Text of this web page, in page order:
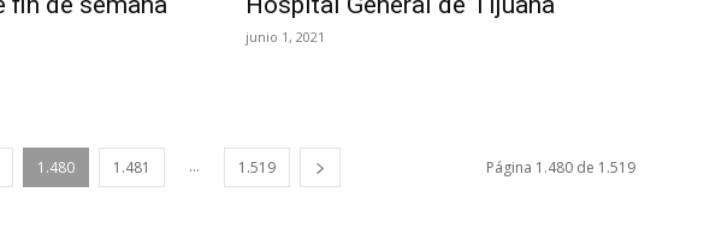
junio 1, 2021
1.480 1.481 ... 1.519 Página 1.480 de 1.519